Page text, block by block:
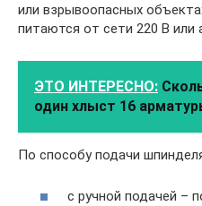
или взрывоопасных
питаются от сети 220 В или
ЭТО ИНТЕРЕСНО:
один хлыст 16
По способу подачи
с ручной подачей –